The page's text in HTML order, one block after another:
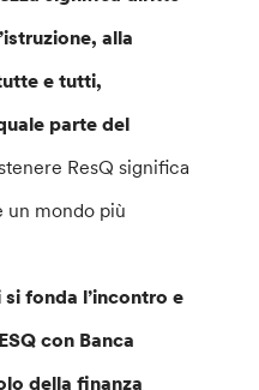
alla
e tutti,
parte del
ResQ significa
mondo più
fonda l’incontro e
con Banca
della finanza